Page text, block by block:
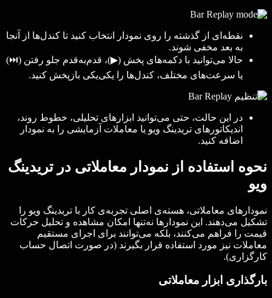
نقطه‌ای از گذشته را روی نمودار انتخاب کنید تا کندل‌ها از آنجا
به بعد مخفی شوند.
حالا می‌توانید با دکمه‌های پخش (▶)، قدم‌به‌قدم جلو رفتن (⏭)
یا سرعت‌های مختلف، کندل‌ها را یکی‌یکی بازپخش کنید.
در این حالت، حتی می‌توانید ابزارهای تحلیلی، خطوط روند،
اندیکاتورهای تریدینگ ویو یا معاملات آزمایشی را به نمودار
اضافه کنید.
نحوه استفاده از نمودار معاملاتی در تریدینگ
ویو
نمودارهای معاملاتی، هسته‌ی اصلی تجربه‌ی کار با تریدینگ ویو را
تشکیل می‌دهند. این نمودارها نه‌تنها امکان مشاهده و تحلیل حرکات
قیمت را فراهم می‌کنند، بلکه می‌توانند برای اجرای مستقیم
معاملات نیز مورد استفاده قرار بگیرند (در صورت اتصال حساب
کارگزاری).
بارگذاری ابزار معاملاتی